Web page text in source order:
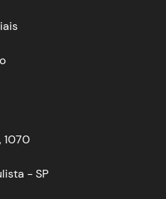
1070
- SP